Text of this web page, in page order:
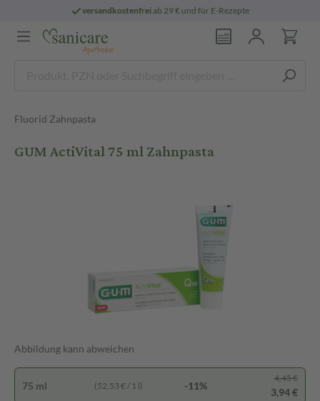
versandkostenfreiab 29 € und für E-Rezepte
Fluorid Zahnpasta
GUM ActiVital 75 ml Zahnpasta
Abbildung kann abweichen
75 ml (52,53 € / 1 l) -11%
4,45 €
3,94 €